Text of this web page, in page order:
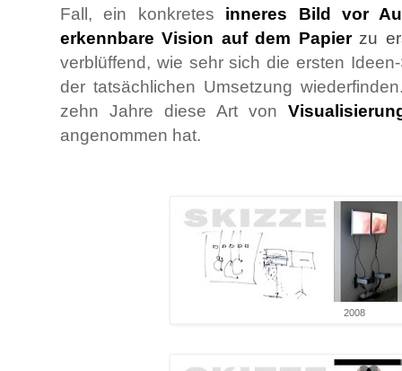
Fall, ein konkretes inneres Bild vor
erkennbare Vision auf dem Papier zu
verblüffend, wie sehr sich die ersten
der tatsächlichen Umsetzung
zehn Jahre diese Art von
angenommen hat.
2008